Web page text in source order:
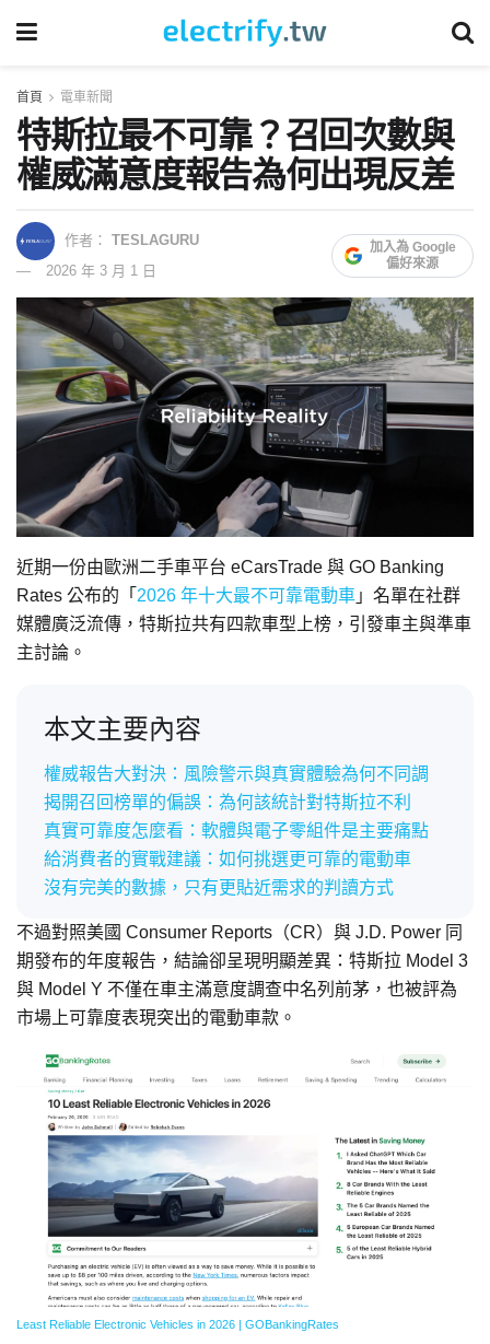
首頁 電車新聞
特斯拉最不可靠？召回次數與
權威滿意度報告為何出現反差
作者： TESLAGURU
2026 年 3 月 1 日
加入為 Google
偏好來源
近期一份由歐洲二手車平台 eCarsTrade 與 GO Banking
Rates 公布的「 2026 年十大最不可靠電動車 」名單在社群
媒體廣泛流傳，特斯拉共有四款車型上榜，引發車主與準車
主討論。
本文主要內容
權威報告大對決：風險警示與真實體驗為何不同調
揭開召回榜單的偏誤：為何該統計對特斯拉不利
真實可靠度怎麼看：軟體與電子零組件是主要痛點
給消費者的實戰建議：如何挑選更可靠的電動車
沒有完美的數據，只有更貼近需求的判讀方式
不過對照美國 Consumer Reports（CR）與 J.D. Power 同
期發布的年度報告，結論卻呈現明顯差異：特斯拉 Model 3
與 Model Y 不僅在車主滿意度調查中名列前茅，也被評為
市場上可靠度表現突出的電動車款。
Least Reliable Electronic Vehicles in 2026 | GOBankingRates